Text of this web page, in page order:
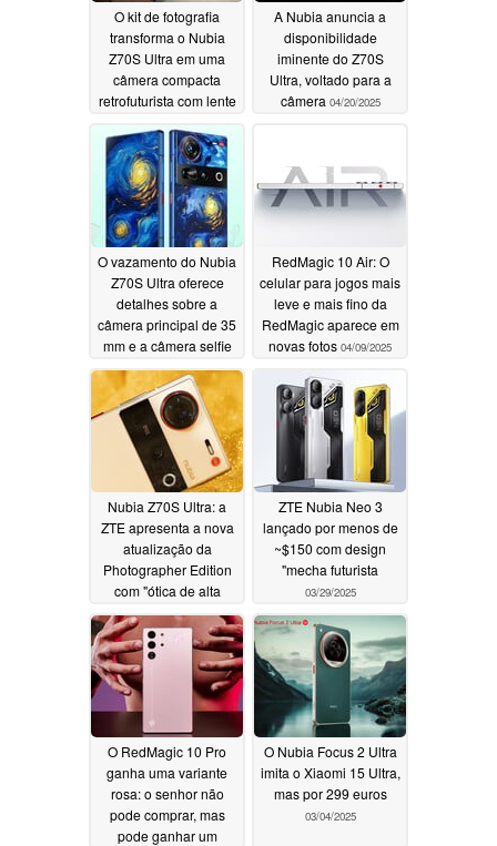
O kit de fotografia
transforma o Nubia
Z70S Ultra em uma
câmera compacta
retrofuturista com lente
teleobjetiva de 400 mm
04/25/2025
A Nubia anuncia a
disponibilidade
iminente do Z70S
Ultra, voltado para a
câmera 04/20/2025
O vazamento do Nubia
Z70S Ultra oferece
detalhes sobre a
câmera principal de 35
mm e a câmera selfie
invisível04/09/2025
RedMagic 10 Air: O
celular para jogos mais
leve e mais fino da
RedMagic aparece em
novas fotos 04/09/2025
Nubia Z70S Ultra: a
ZTE apresenta a nova
atualização da
Photographer Edition
com "ótica de alta
definição de 35 mm de
quinta geração
04/01/2025
ZTE Nubia Neo 3
lançado por menos de
~$150 com design
"mecha futurista
03/29/2025
O RedMagic 10 Pro
ganha uma variante
rosa: o senhor não
pode comprar, mas
pode ganhar um
O Nubia Focus 2 Ultra
imita o Xiaomi 15 Ultra,
mas por 299 euros
03/04/2025